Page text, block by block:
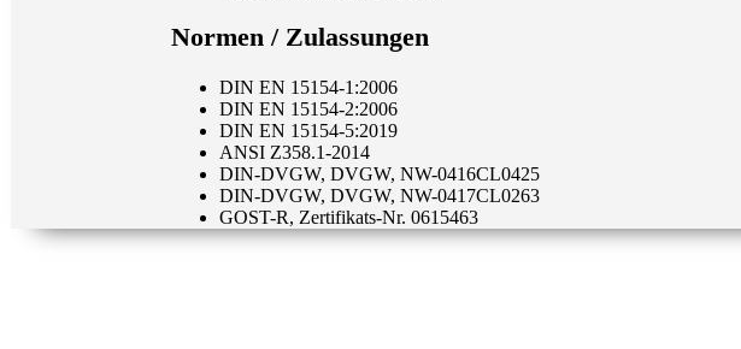
Normen / Zulassungen
DIN EN 15154-1:2006
DIN EN 15154-2:2006
DIN EN 15154-5:2019
ANSI Z358.1-2014
DIN-DVGW, DVGW, NW-0416CL0425
DIN-DVGW, DVGW, NW-0417CL0263
GOST-R, Zertifikats-Nr. 0615463